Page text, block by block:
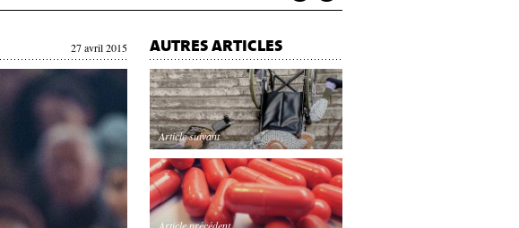
27 avril 2015 AUTRES ARTICLES
Article suivant